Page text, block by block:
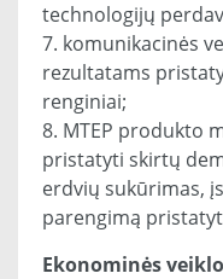
technologijų
7. komunikacinės
rezultatams
renginiai;
8. MTEP produkto
pristatyti skirtų
erdvių sukūrimas,
parengimą
Ekonominės